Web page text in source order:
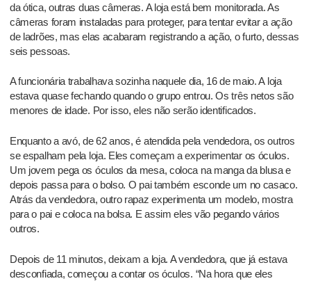
da ótica, outras duas câmeras. A loja está bem monitorada. As
câmeras foram instaladas para proteger, para tentar evitar a ação
de ladrões, mas elas acabaram registrando a ação, o furto, dessas
seis pessoas.
A funcionária trabalhava sozinha naquele dia, 16 de maio. A loja
estava quase fechando quando o grupo entrou. Os três netos são
menores de idade. Por isso, eles não serão identificados.
Enquanto a avó, de 62 anos, é atendida pela vendedora, os outros
se espalham pela loja. Eles começam a experimentar os óculos.
Um jovem pega os óculos da mesa, coloca na manga da blusa e
depois passa para o bolso. O pai também esconde um no casaco.
Atrás da vendedora, outro rapaz experimenta um modelo, mostra
para o pai e coloca na bolsa. E assim eles vão pegando vários
outros.
Depois de 11 minutos, deixam a loja. A vendedora, que já estava
desconfiada, começou a contar os óculos. “Na hora que eles